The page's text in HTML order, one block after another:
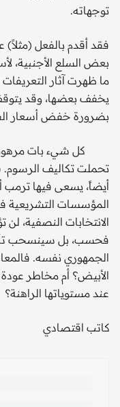
توجهاته.
فقد أقدم بالفعل
بعض السلع الأجنبية،
ما ظهرت آثار
يخفف بعضها، وقد
بضرورة خفض أسعار
كل شيء بات مرهوناً
تحملت تكاليف
أيضاً، يسعى فيها
المؤسسات التشريعية
الانتخابات النصفية، لن
فحسب، بل سينسحب
الجمهوري نفسه.
الأبيض؟ أم مخاطر عودة
عند مستوياتها الراهنة؟
كاتب اقتصادي